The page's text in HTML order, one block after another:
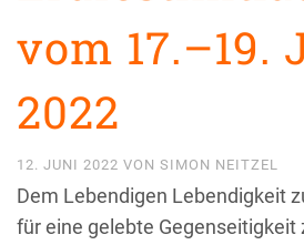
vom 17.–19.
2022
12. JUNI 2022 VON SIMON NEITZEL
Dem Lebendigen Lebendigkeit
für eine gelebte Gegenseitigkeit